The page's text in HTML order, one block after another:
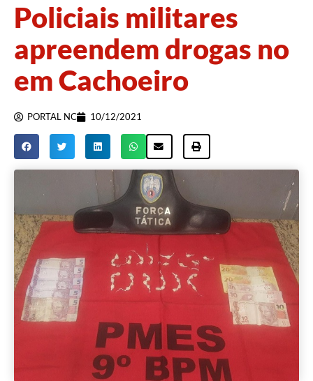
Policiais militares
apreendem drogas no
em Cachoeiro
PORTAL NC 10/12/2021